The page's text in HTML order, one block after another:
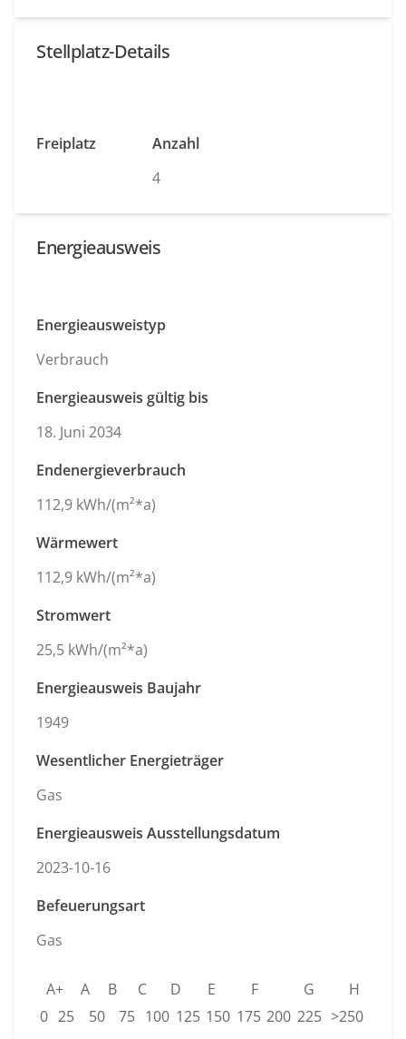
Stellplatz-Details
Freiplatz
Anzahl
4
Energieausweis
Energieausweistyp
Verbrauch
Energieausweis gültig bis
18. Juni 2034
Endenergieverbrauch
112,9 kWh/(m²*a)
Wärmewert
112,9 kWh/(m²*a)
Stromwert
25,5 kWh/(m²*a)
Energieausweis Baujahr
1949
Wesentlicher Energieträger
Gas
Energieausweis Ausstellungsdatum
2023-10-16
Befeuerungsart
Gas
A+ A B C D E F G
H
0 25 50 75 100 125 150 175 200 225 >250